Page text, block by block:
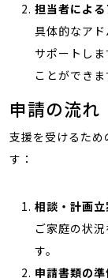
担当者によ
具体的なア
サポートし
ことができま
申請の流れ
支援を受けるた
す：
相談・計画立
ご家庭の状
す。
申請書類の準